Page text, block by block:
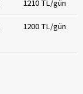
1210 TL/gün
1200 TL/gün